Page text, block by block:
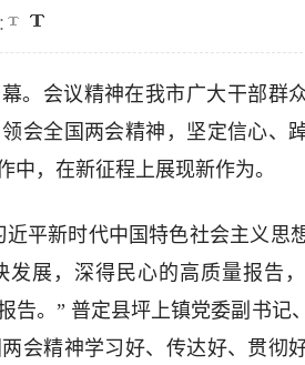
。会议精神在我市广大干部群
会全国两会精神，坚定信心、
中，在新征程上展现新作为。
平新时代中国特色社会主义思
发展，深得民心的高质量报告
告。” 普定县坪上镇党委副书记
会精神学习好、传达好、贯彻